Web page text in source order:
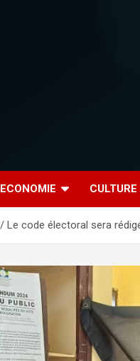
ECONOMIE CULTURE
Le code électoral sera